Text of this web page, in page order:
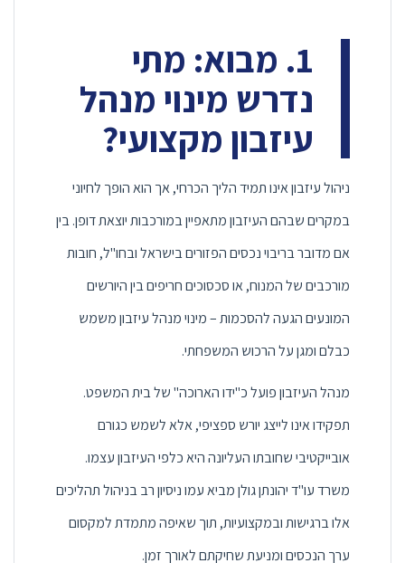
1. מבוא: מתי
נדרש מינוי מנהל
עיזבון מקצועי?
ניהול עיזבון אינו תמיד הליך הכרחי, אך הוא הופך לחיוני
במקרים שבהם העיזבון מתאפיין במורכבות יוצאת דופן. בין
אם מדובר בריבוי נכסים הפזורים בישראל ובחו"ל, חובות
מורכבים של המנוח, או סכסוכים חריפים בין היורשים
המונעים הגעה להסכמות – מינוי מנהל עיזבון משמש
כבלם ומגן על הרכוש המשפחתי.
מנהל העיזבון פועל כ"ידו הארוכה" של בית המשפט.
תפקידו אינו לייצג יורש ספציפי, אלא לשמש כגורם
אובייקטיבי שחובתו העליונה היא כלפי העיזבון עצמו.
משרד עו"ד יהונתן גולן מביא עמו ניסיון רב בניהול תהליכים
אלו ברגישות ובמקצועיות, תוך שאיפה מתמדת למקסום
ערך הנכסים ומניעת שחיקתם לאורך זמן.